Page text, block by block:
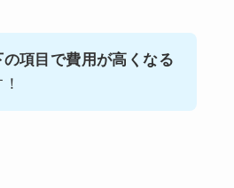
項目で費用が高くなる